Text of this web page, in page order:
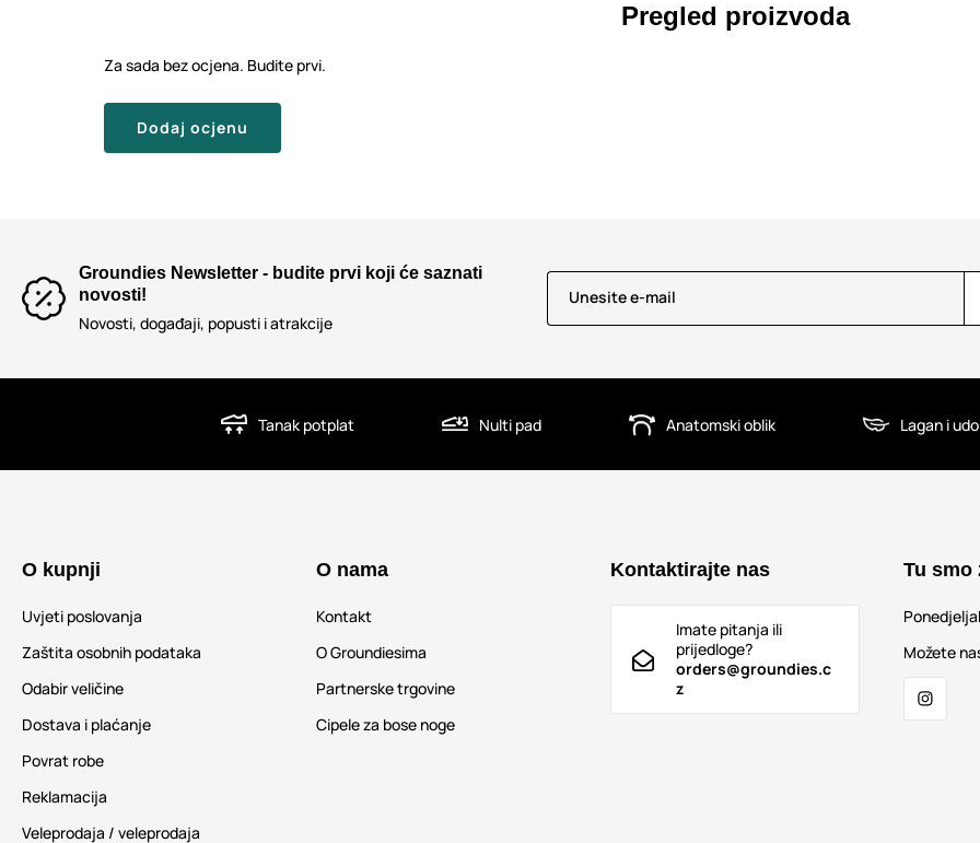
Pregled proizvoda
Za sada bez ocjena. Budite prvi.
Dodaj ocjenu
Groundies Newsletter - budite prvi koji će saznati
novosti!
Novosti, događaji, popusti i atrakcije
Unesite e-mail
Tanak potplat Nulti pad Anatomski oblik Lagan i
O kupnji
Uvjeti poslovanja
Zaštita osobnih podataka
Odabir veličine
Dostava i plaćanje
Povrat robe
Reklamacija
Veleprodaja / veleprodaja
O nama
Kontakt
O Groundiesima
Partnerske trgovine
Cipele za bose noge
Kontaktirajte nas
Imate pitanja ili
prijedloge?
orders@groundies.c
z
Tu smo
Možete